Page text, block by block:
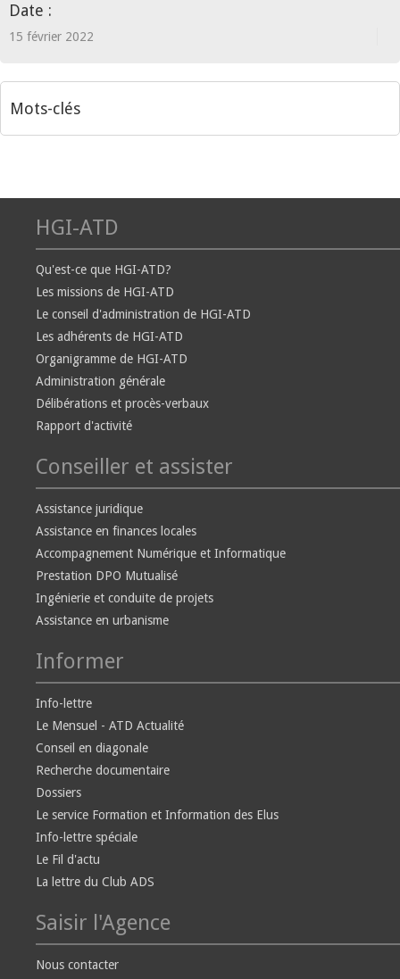
Date :
15 février 2022
Mots-clés
HGI-ATD
Qu'est-ce que HGI-ATD?
Les missions de HGI-ATD
Le conseil d'administration de HGI-ATD
Les adhérents de HGI-ATD
Organigramme de HGI-ATD
Administration générale
Délibérations et procès-verbaux
Rapport d'activité
Conseiller et assister
Assistance juridique
Assistance en finances locales
Accompagnement Numérique et Informatique
Prestation DPO Mutualisé
Ingénierie et conduite de projets
Assistance en urbanisme
Informer
Info-lettre
Le Mensuel - ATD Actualité
Conseil en diagonale
Recherche documentaire
Dossiers
Le service Formation et Information des Elus
Info-lettre spéciale
Le Fil d'actu
La lettre du Club ADS
Saisir l'Agence
Nous contacter